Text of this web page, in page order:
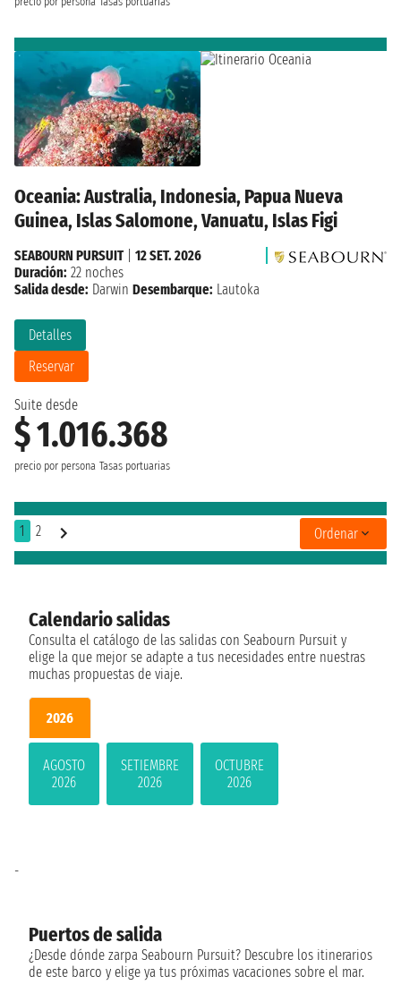
Oceania: Australia, Indonesia, Papua Nueva
Guinea, Islas Salomone, Vanuatu, Islas Figi
Suite desde
$ 1.016.368
precio por persona Tasas portuarias
Detalles
Reservar
SEABOURN PURSUIT| 12 SET. 2026
Duración: 22 noches
Salida desde: Darwin Desembarque: Lautoka
1 2 Ordenar
Calendario salidas
Consulta el catálogo de las salidas con Seabourn Pursuit y
elige la que mejor se adapte a tus necesidades entre nuestras
muchas propuestas de viaje.
2026
AGOSTO
2026
SETIEMBRE
2026
OCTUBRE
2026
Puertos de salida
¿Desde dónde zarpa Seabourn Pursuit? Descubre los itinerarios
de este barco y elige ya tus próximas vacaciones sobre el mar.
-